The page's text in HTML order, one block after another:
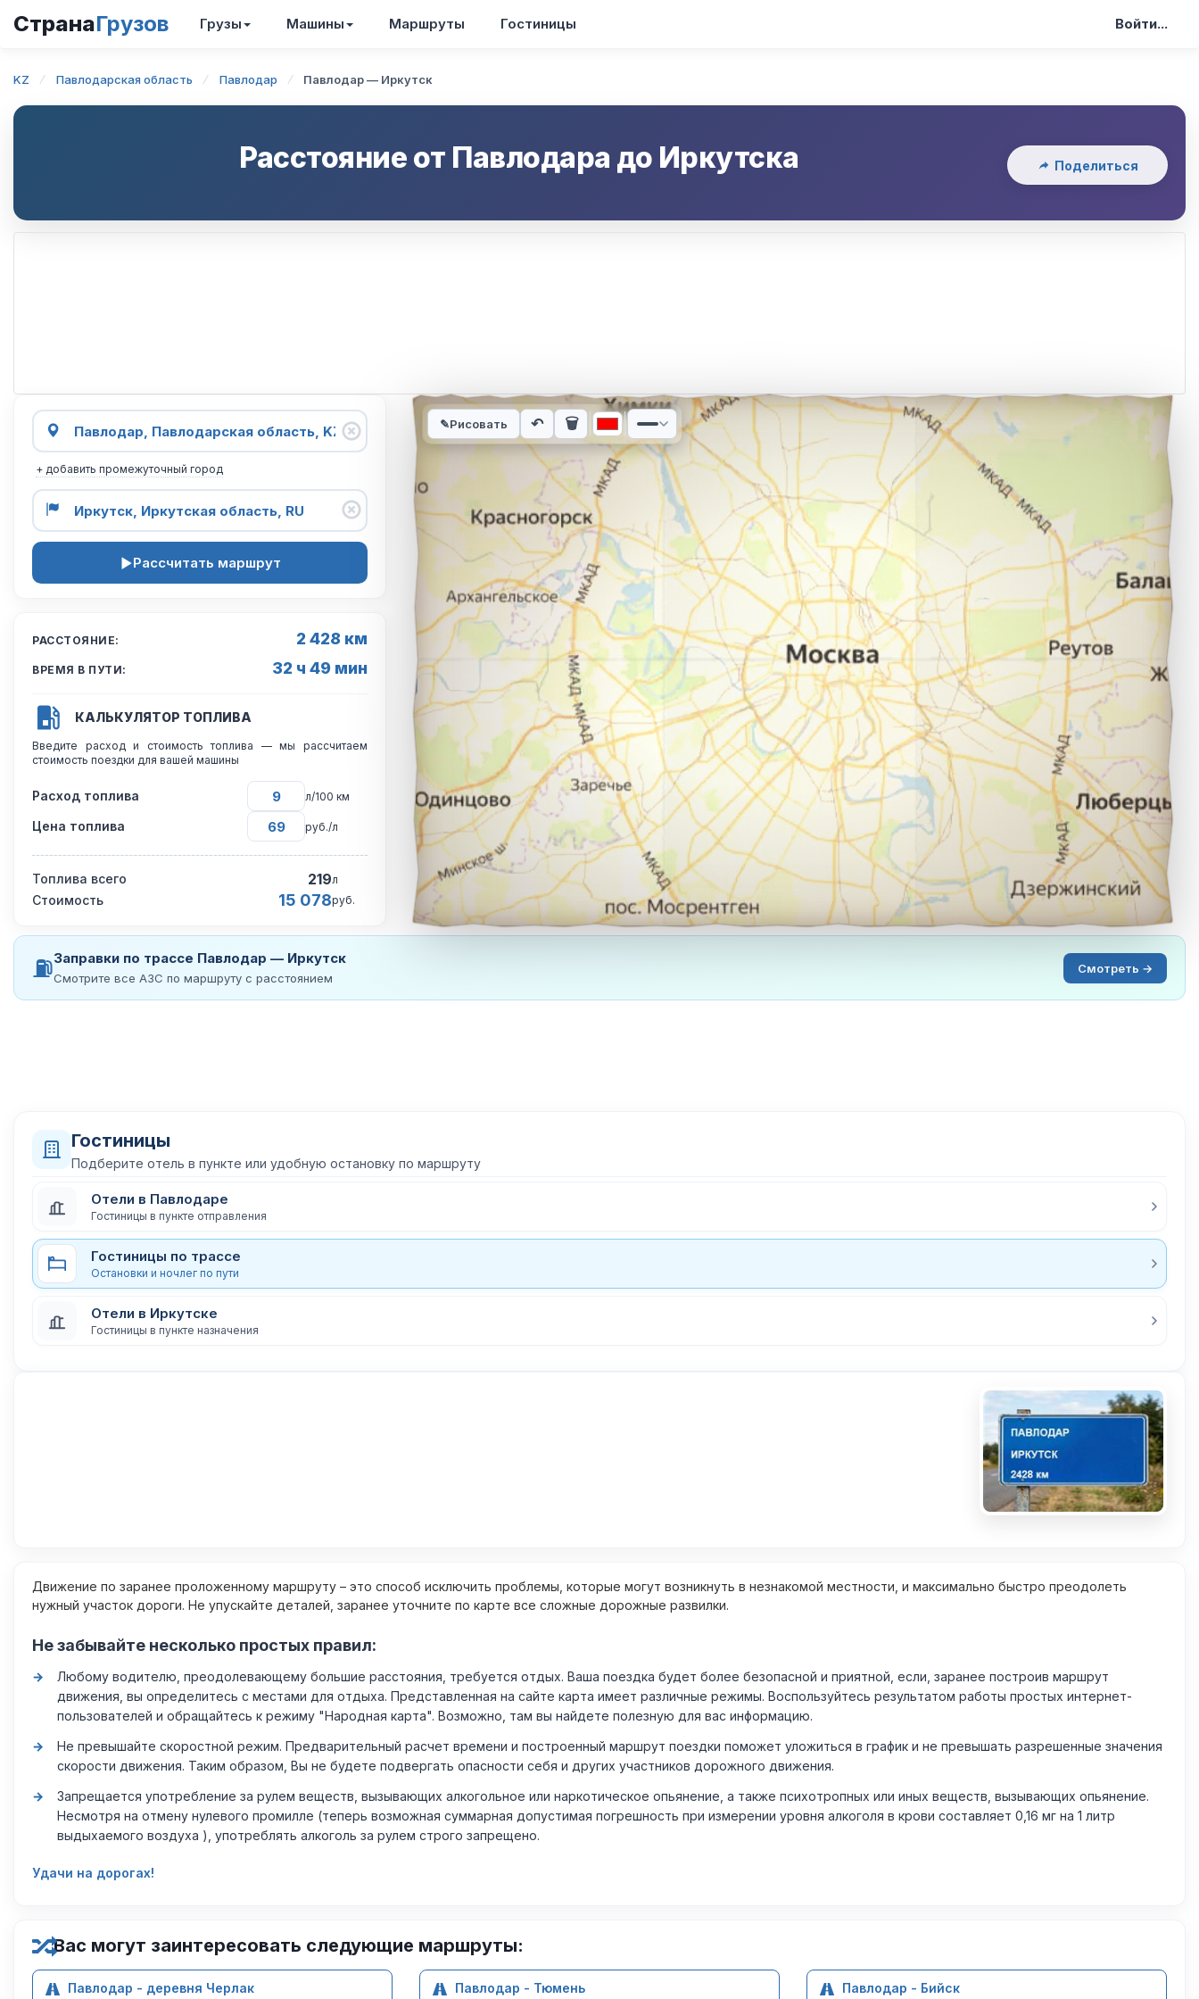
СтранаГрузов Грузы Машины Маршруты Гостиницы Войти...
KZ Павлодарская область Павлодар Павлодар — Иркутск
Расстояние от Павлодара до Иркутска Поделиться
+ добавить промежуточный город
Рассчитать маршрут
РАССТОЯНИЕ: 2 428 км
ВРЕМЯ В ПУТИ: 32 ч 49 мин
КАЛЬКУЛЯТОР ТОПЛИВА
Введите расход и стоимость топлива — мы рассчитаем
стоимость поездки для вашей машины
Расход топлива л/100 км
Цена топлива руб./л
Топлива всего 219л
Стоимость 15 078руб.
Интерактивная карта автомобильного маршрута из города Павлодар в город Иркутск.
✎Рисовать ↶ 🗑
⛽Заправки по трассе Павлодар — Иркутск
Смотрите все АЗС по маршруту с расстоянием
Смотреть →
Гостиницы
Подберите отель в пункте или удобную остановку по маршруту
Отели в Павлодаре
Гостиницы в пункте отправления
Гостиницы по трассе
Остановки и ночлег по пути
Отели в Иркутске
Гостиницы в пункте назначения
Движение по заранее проложенному маршруту – это способ исключить проблемы, которые могут возникнуть в незнакомой местности, и максимально быстро преодолеть
нужный участок дороги. Не упускайте деталей, заранее уточните по карте все сложные дорожные развилки.
Не забывайте несколько простых правил:
Любому водителю, преодолевающему большие расстояния, требуется отдых. Ваша поездка будет более безопасной и приятной, если, заранее построив маршрут
движения, вы определитесь с местами для отдыха. Представленная на сайте карта имеет различные режимы. Воспользуйтесь результатом работы простых интернет-
пользователей и обращайтесь к режиму "Народная карта". Возможно, там вы найдете полезную для вас информацию.
Не превышайте скоростной режим. Предварительный расчет времени и построенный маршрут поездки поможет уложиться в график и не превышать разрешенные значения
скорости движения. Таким образом, Вы не будете подвергать опасности себя и других участников дорожного движения.
Запрещается употребление за рулем веществ, вызывающих алкогольное или наркотическое опьянение, а также психотропных или иных веществ, вызывающих опьянение.
Несмотря на отмену нулевого промилле (теперь возможная суммарная допустимая погрешность при измерении уровня алкоголя в крови составляет 0,16 мг на 1 литр
выдыхаемого воздуха ), употреблять алкоголь за рулем строго запрещено.
Удачи на дорогах!
Вас могут заинтересовать следующие маршруты:
Павлодар - деревня Черлак Павлодар - Тюмень Павлодар - Бийск